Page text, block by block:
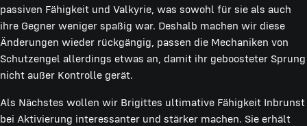
passiven Fähigkeit und Valkyrie, was sowohl für sie als auch
ihre Gegner weniger spaßig war. Deshalb machen wir diese
Änderungen wieder rückgängig, passen die Mechaniken von
Schutzengel allerdings etwas an, damit ihr geboosteter Sprung
nicht außer Kontrolle gerät.
Als Nächstes wollen wir Brigittes ultimative Fähigkeit Inbrunst
bei Aktivierung interessanter und stärker machen. Sie erhält